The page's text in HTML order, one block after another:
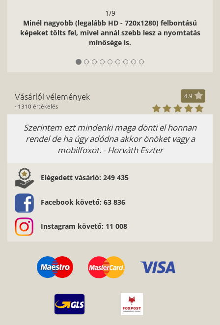
1/9
Minél nagyobb (legalább HD - 720x1280) felbontású
képeket tölts fel, mivel annál szebb lesz a nyomtatás
minősége is.
Vásárlói vélemények
- 1310 értékelés
4.9
Szerintem ezt mindenki maga dönti el honnan
rendel de ha úgy adódna akkor önöket vagy a
mobilfoxot. - Horváth Eszter
Elégedett vásárló: 249 435
Facebook követő: 63 836
Instagram követő: 11 008